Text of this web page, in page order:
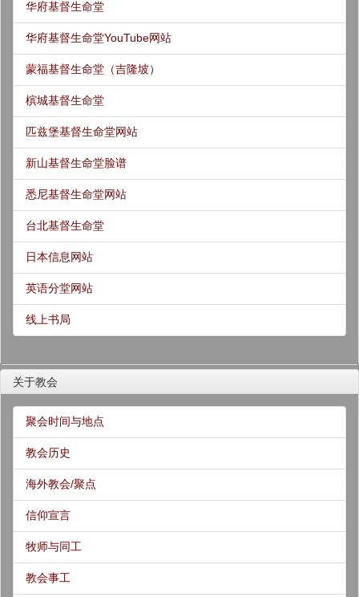
华府基督生命堂
华府基督生命堂YouTube网站
蒙福基督生命堂（吉隆坡）
槟城基督生命堂
匹兹堡基督生命堂网站
新山基督生命堂脸谱
悉尼基督生命堂网站
台北基督生命堂
日本信息网站
英语分堂网站
线上书局
关于教会
聚会时间与地点
教会历史
海外教会/聚点
信仰宣言
牧师与同工
教会事工